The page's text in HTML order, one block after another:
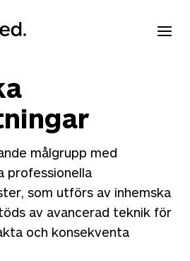
målgrupp med
professionella
som utförs av inhemska
av avancerad teknik för
och konsekventa